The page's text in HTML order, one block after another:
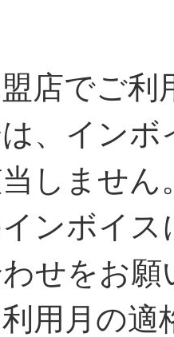
店でご
、イン
しませ
ンボイ
せをお
用月の適